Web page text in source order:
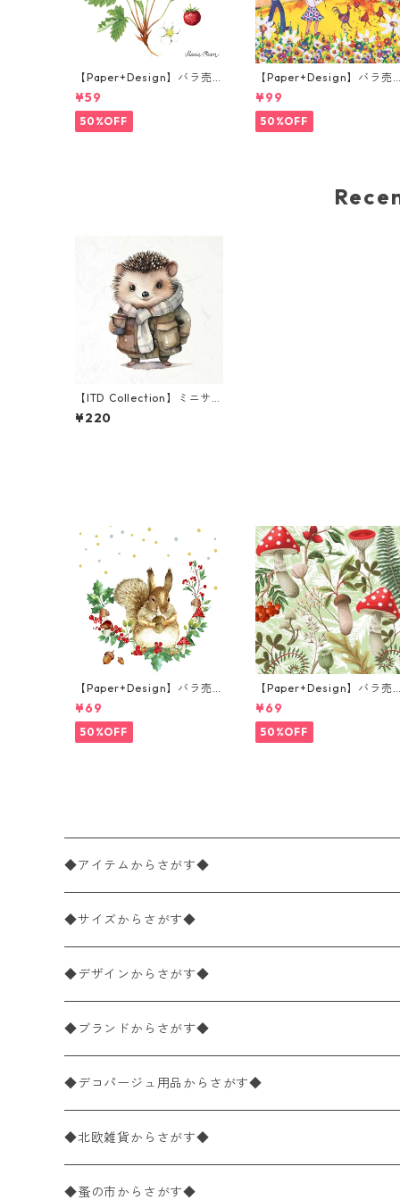
【Paper+Design】バラ売
り2枚 カクテルサイズ ペー
パーナプキン WILD STRAW
BERRY ホワイト
¥59
50%OFF
【Paper+Design】バラ売
り2枚 ランチサイズ ペーパ
ーナプキン Portchie Art
y and Girl flying Kites イ
エロー
¥99
50%OFF
【ITD Collection】ミニサイ
ズ ライスペーパー RSM105
4 デコパージュ
¥220
【Paper+Design】バラ売
り2枚 ランチサイズ ペーパ
ーナプキン Forest Squirrel
ホワイト
¥69
50%OFF
【Paper+Design】バラ売
り2枚 ランチサイズ ペーパ
ーナプキン Forest Fungi
リーン
¥69
50%OFF
◆アイテムからさがす◆
ペーパーナプキン2枚バラ売り
ペーパーナプキン1枚バラ売り
ペーパーナプキン20枚入りパック
ペーパーナプキン10枚入りパック
ライスペーパー
ペーパーリネンナプキン
◆サイズからさがす◆
33×33cm（ランチサイズ）
バラ売り
パック売り
25×25cm（カクテルサイズ）
バラ売り
パック売り
40×40cm（ディナーサイズ）
バラ売り
パック売り
21×21cm（ポケットサイズ）
バラ売り
33cm（ラウンド）
◆デザインからさがす◆
花柄
植物・グリーン柄
動物・鳥・昆虫・蝶柄
海・魚柄
◆ブランドからさがす◆
ドイツ製 IHR/イア
ランチサイズ
カクテルサイズ
ドイツ製 Ambiente/アンビエンテ
ランチサイズ
ドイツ製 Paperproducts Design
◆デコパージュ用品からさがす◆
デコパージュ液
デコパージュ下地
◆北欧雑貨からさがす◆
シリコンモールド
◆蚤の市からさがす◆